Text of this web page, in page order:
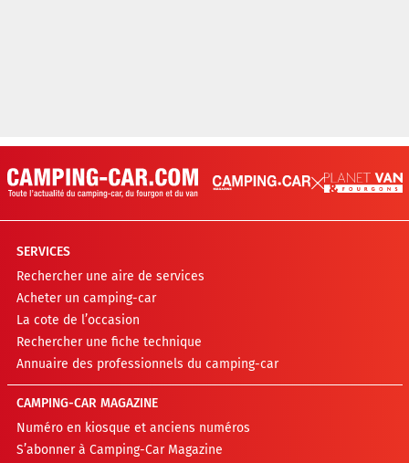
SERVICES
Rechercher une aire de services
Acheter un camping-car
La cote de l’occasion
Rechercher une fiche technique
Annuaire des professionnels du camping-car
CAMPING-CAR MAGAZINE
Numéro en kiosque et anciens numéros
S’abonner à Camping-Car Magazine